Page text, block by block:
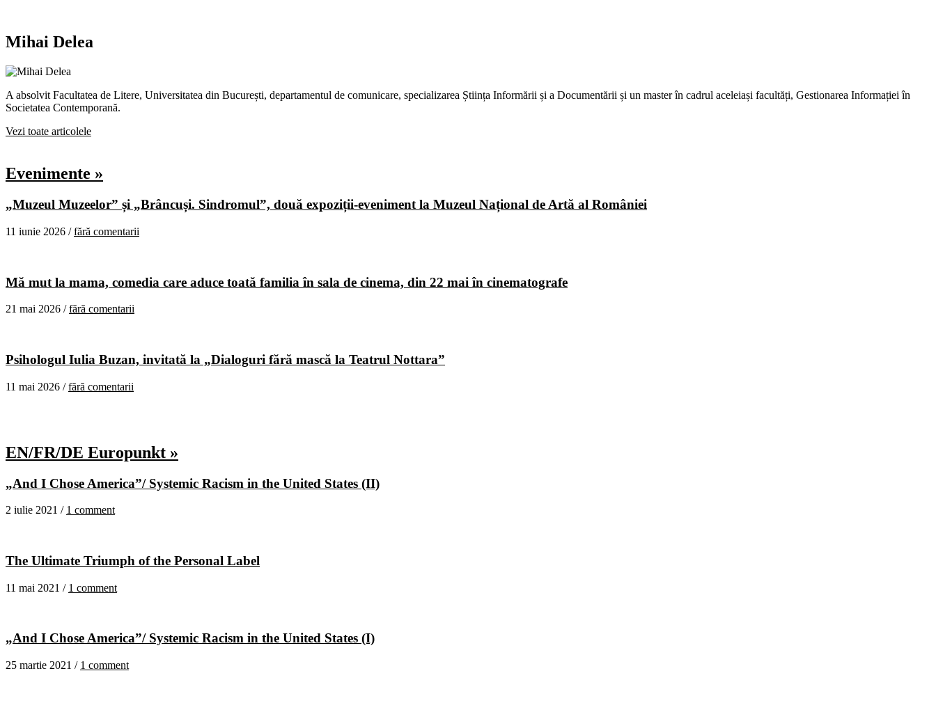
Mihai Delea
A absolvit Facultatea de Litere, Universitatea din București, departamentul de comunicare, specializarea Știința Informării și a Documentării și un master în cadrul aceleiași facultăți, Gestionarea Informației în
Societatea Contemporană.
Vezi toate articolele
Evenimente »
„Muzeul Muzeelor” și „Brâncuși. Sindromul”, două expoziții-eveniment la Muzeul Național de Artă al României
11 iunie 2026 /fără comentarii
Mă mut la mama, comedia care aduce toată familia în sala de cinema, din 22 mai în cinematografe
21 mai 2026 /fără comentarii
Psihologul Iulia Buzan, invitată la „Dialoguri fără mască la Teatrul Nottara”
11 mai 2026 /fără comentarii
EN/FR/DE Europunkt »
„And I Chose America”/ Systemic Racism in the United States (II)
2 iulie 2021 / 1 comment
The Ultimate Triumph of the Personal Label
11 mai 2021 / 1 comment
„And I Chose America”/ Systemic Racism in the United States (I)
25 martie 2021 / 1 comment